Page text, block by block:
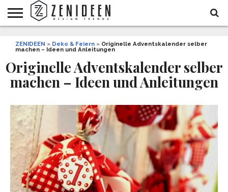
INNENDESIGN
ARCHITEKTUR
GARTEN
UND
LIFESTYLE
DEKO
&
DIY
STYLE
REZEPTE
GESUNDHEIT
WEIHNACHTEN
ZENIDEEN » Deko & Feiern » Originelle Adventskalender selber
machen – Ideen und Anleitungen
Originelle Adventskalender selber
machen – Ideen und Anleitungen